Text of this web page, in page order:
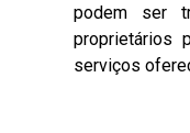
podem ser
proprietários
serviços